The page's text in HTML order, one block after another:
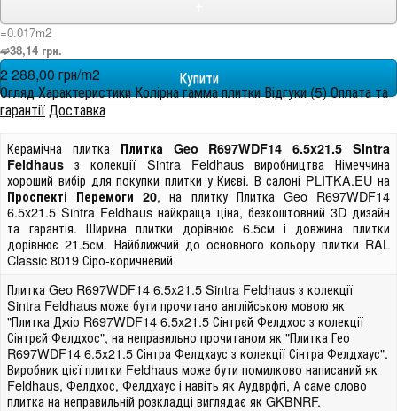
=0.017m2
➫38,14 грн.
2 288,00 грн/m2
ОглядХарактеристикиКолірна гамма плиткиВідгуки (5)Оплата та
гарантії Доставка
Керамічна плитка Плитка Geo R697WDF14 6.5x21.5 Sintra
Feldhaus з колекції Sintra Feldhaus виробництва Німеччина
хороший вибір для покупки плитки у Києві. В салоні PLITKA.EU на
Проспекті Перемоги 20, на плитку Плитка Geo R697WDF14
6.5x21.5 Sintra Feldhaus найкраща ціна, безкоштовний 3D дизайн
та гарантія. Ширина плитки дорівнює 6.5см і довжина плитки
дорівнює 21.5см. Найближчий до основного кольору плитки RAL
Classic 8019 Сіро-коричневий
Плитка Geo R697WDF14 6.5x21.5 Sintra Feldhaus з колекції
Sintra Feldhaus може бути прочитано англійською мовою як
"Плитка Джіо R697WDF14 6.5x21.5 Сінтрєй Фелдхос з колекції
Сінтрєй Фелдхос", на неправильно прочитаном як "Плитка Гео
R697WDF14 6.5x21.5 Сінтра Фелдхаус з колекції Сінтра Фелдхаус".
Виробник цієї плитки Feldhaus може бути помилково написаний як
Feldhaus, Фелдхос, Фелдхаус і навіть як Аудврфгі, А саме слово
плитка на неправильній розкладці виглядає як GKBNRF.